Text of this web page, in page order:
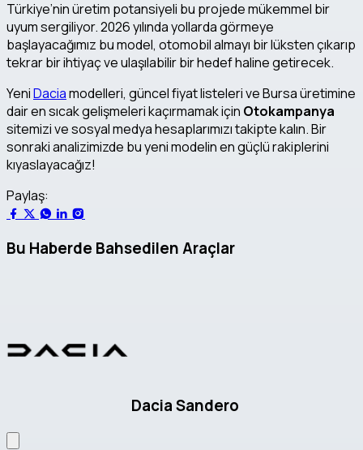
Türkiye’nin üretim potansiyeli bu projede mükemmel bir
uyum sergiliyor. 2026 yılında yollarda görmeye
başlayacağımız bu model, otomobil almayı bir lüksten çıkarıp
tekrar bir ihtiyaç ve ulaşılabilir bir hedef haline getirecek.
YeniDaciamodelleri, güncel fiyat listeleri ve Bursa üretimine
dair en sıcak gelişmeleri kaçırmamak için Otokampanya
sitemizi ve sosyal medya hesaplarımızı takipte kalın. Bir
sonraki analizimizde bu yeni modelin en güçlü rakiplerini
kıyaslayacağız!
Paylaş:
Bu Haberde Bahsedilen Araçlar
Dacia Sandero